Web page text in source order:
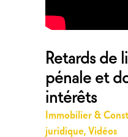
Retards de
pénale et
intérêts
Immobilier &
juridique,Vidéos